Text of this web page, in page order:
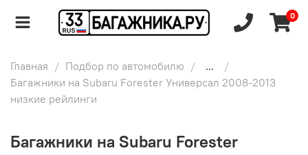
0
Главная Подбор по автомобилю
...
Багажники на Subaru Forester Универсал 2008-2013
низкие рейлинги
Багажники на Subaru Forester